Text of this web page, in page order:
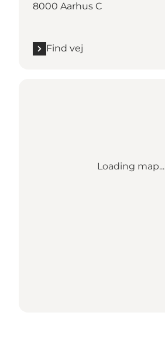
8000 Aarhus C
Find vej
Loading map...